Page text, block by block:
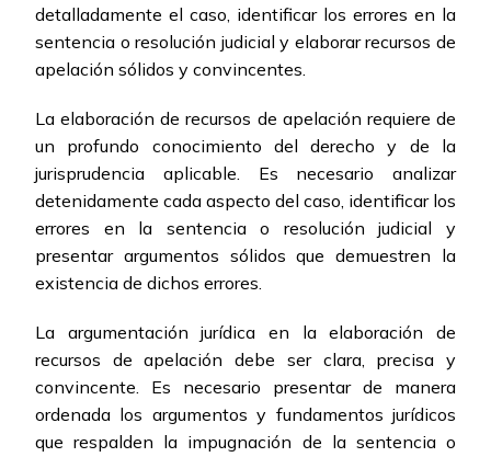
detalladamente el caso, identificar los errores en la
sentencia o resolución judicial y elaborar recursos de
apelación sólidos y convincentes.
La elaboración de recursos de apelación requiere de
un profundo conocimiento del derecho y de la
jurisprudencia aplicable. Es necesario analizar
detenidamente cada aspecto del caso, identificar los
errores en la sentencia o resolución judicial y
presentar argumentos sólidos que demuestren la
existencia de dichos errores.
La argumentación jurídica en la elaboración de
recursos de apelación debe ser clara, precisa y
convincente. Es necesario presentar de manera
ordenada los argumentos y fundamentos jurídicos
que respalden la impugnación de la sentencia o